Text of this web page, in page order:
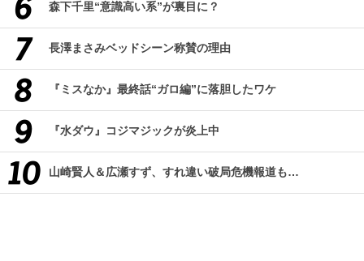
森下千里“意識高い系”が裏目に？
長澤まさみベッドシーン称賛の理由
『ミスなか』最終話“ガロ編”に落胆したワケ
『水ダウ』コジマジックが炎上中
山崎賢人＆広瀬すず、すれ違い破局危機報道も…